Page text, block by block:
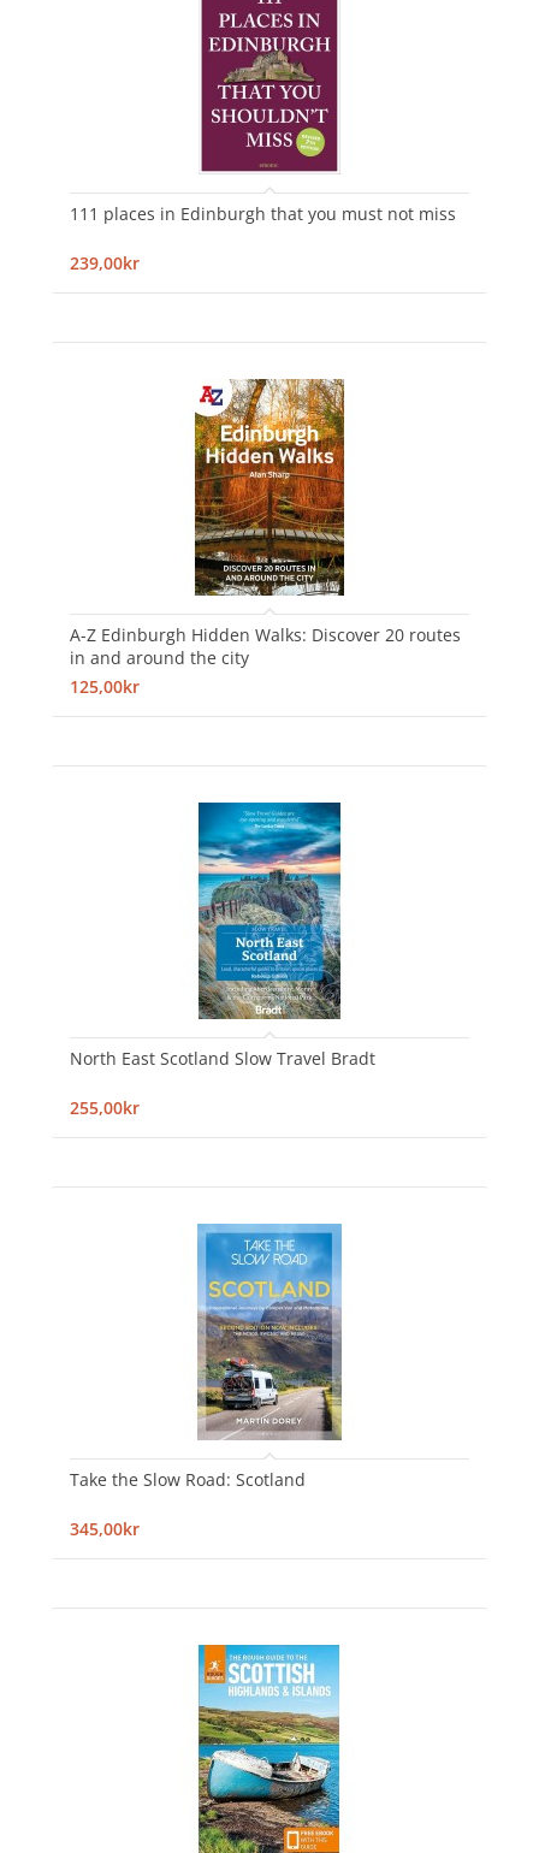
111 places in Edinburgh that you must not miss
239,00kr
A-Z Edinburgh Hidden Walks: Discover 20 routes
in and around the city
125,00kr
North East Scotland Slow Travel Bradt
255,00kr
Take the Slow Road: Scotland
345,00kr